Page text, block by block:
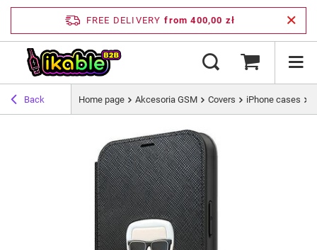
FREE DELIVERY from 400,00 zł
Back Home page Akcesoria GSM Covers iPhone cases